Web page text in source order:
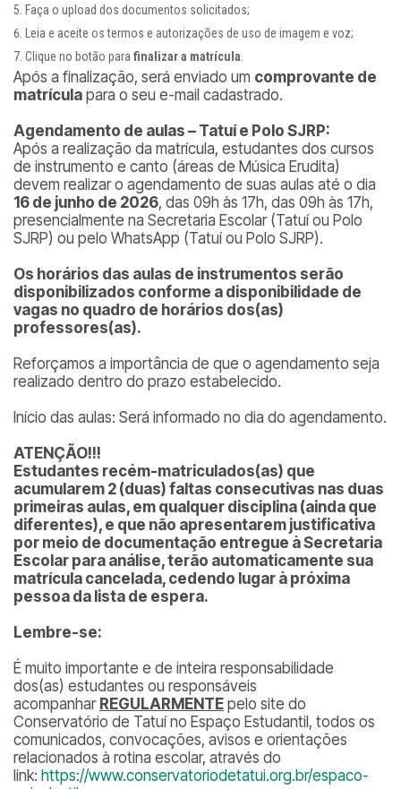
Faça o upload dos documentos solicitados;
Leia e aceite os termos e autorizações de uso de imagem e voz;
Clique no botão para finalizar a matrícula
Após a finalização, será enviado um comprovante de
matrícula para o seu e-mail cadastrado.
Agendamento de aulas – Tatuí e Polo SJRP:
Após a realização da matrícula, estudantes dos cursos
de instrumento e canto (áreas de Música Erudita)
devem realizar o agendamento de suas aulas até o dia
16 de junho de 2026, das 09h às 17h, das 09h às 17h,
presencialmente na Secretaria Escolar (Tatuí ou Polo
SJRP) ou pelo WhatsApp (Tatuí ou Polo SJRP).
Os horários das aulas de instrumentos serão
disponibilizados conforme a disponibilidade de
vagas no quadro de horários dos(as)
professores(as).
Reforçamos a importância de que o agendamento seja
realizado dentro do prazo estabelecido.
Início das aulas: Será informado no dia do agendamento.
ATENÇÃO!!!
Estudantes recém-matriculados(as) que
acumularem 2 (duas) faltas consecutivas nas duas
primeiras aulas, em qualquer disciplina (ainda que
diferentes), e que não apresentarem justificativa
por meio de documentação entregue à Secretaria
Escolar para análise, terão automaticamente sua
matrícula cancelada, cedendo lugar à próxima
pessoa da lista de espera.
Lembre-se:
É muito importante e de inteira responsabilidade
dos(as) estudantes ou responsáveis
acompanhar REGULARMENTE pelo site do
Conservatório de Tatuí no Espaço Estudantil, todos os
comunicados, convocações, avisos e orientações
relacionados à rotina escolar, através do
link: https://www.conservatoriodetatui.org.br/espaco-